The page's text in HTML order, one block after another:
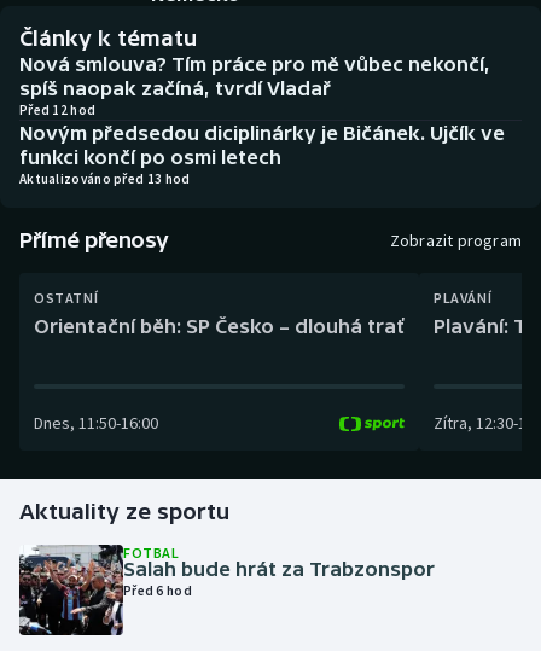
Basketbal
Biatlon
Boby a skeleton
Box
Curling
Golf
Gymnastika
Házená
Historické návraty
Aplikace ČT sport
AZ kvíz
Články k tématu
Nová smlouva? Tím práce pro mě vůbec nekončí,
spíš naopak začíná, tvrdí Vladař
Před 12 hod
Novým předsedou diciplinárky je Bičánek. Ujčík ve
funkci končí po osmi letech
Aktualizováno před 13 hod
Přímé přenosy Zobrazit program
OSTATNÍ
Orientační běh: SP Česko – dlouhá trať
Dnes, 11:50-16:00
PLAVÁNÍ
Plavání:
Zítra, 12:30-
Aktuality ze sportu
FOTBAL
Salah bude hrát za Trabzonspor
Před 6 hod